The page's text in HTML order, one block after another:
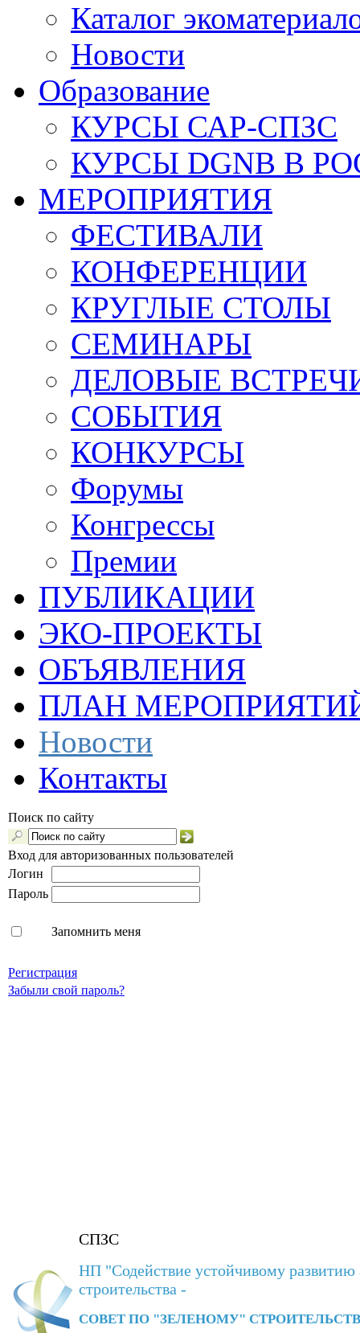
Каталог
Новости
Образование
КУРСЫ САР-СПЗС
КУРСЫ DGNB В
МЕРОПРИЯТИЯ
ФЕСТИВАЛИ
КОНФЕРЕНЦИИ
КРУГЛЫЕ СТОЛЫ
СЕМИНАРЫ
ДЕЛОВЫЕ
СОБЫТИЯ
КОНКУРСЫ
Форумы
Конгрессы
Премии
ПУБЛИКАЦИИ
ЭКО-ПРОЕКТЫ
ОБЪЯВЛЕНИЯ
ПЛАН
Новости
Контакты
Поиск по сайту
Вход для авторизованных пользователей
Логин
Пароль
Запомнить меня
Регистрация
Забыли свой пароль?
СПЗС
НП "Содействие устойчивому развитию
строительства -
СОВЕТ ПО "ЗЕЛЕНОМУ"